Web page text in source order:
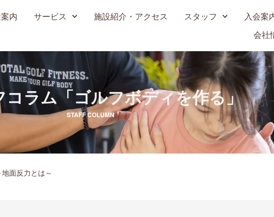
内 サービス 施設紹介・アクセス スタッフ 入会案
会社
コラム「ゴルフボディを作る」
STAFF COLUMN
面反力とは～